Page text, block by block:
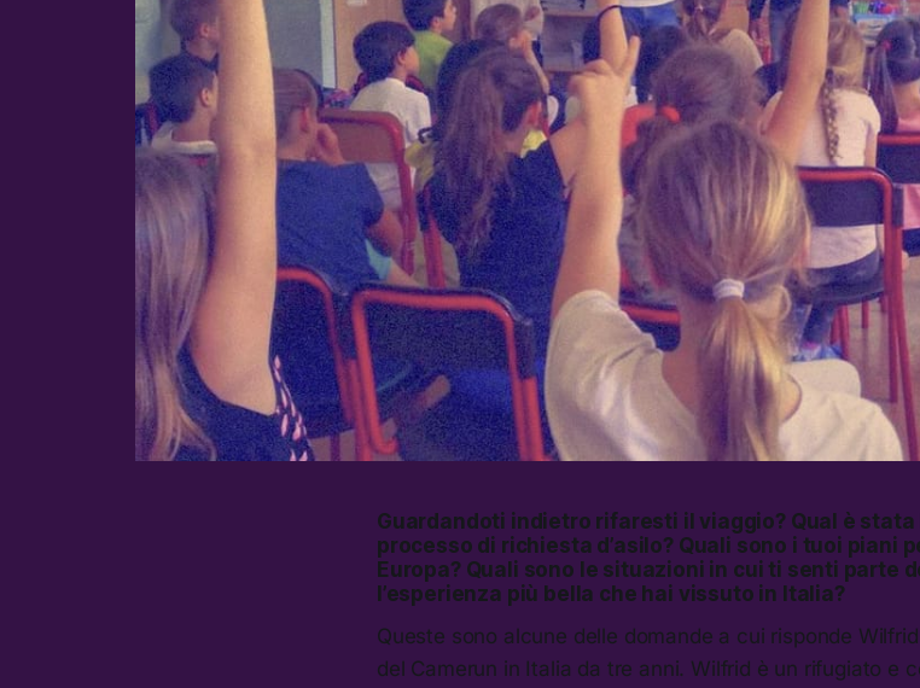
Guardandoti indietro rifaresti il viaggio? Qual è
processo di richiesta d’asilo? Quali sono i tuoi piani
Europa? Quali sono le situazioni in cui ti senti parte
l’esperienza più bella che hai vissuto in Italia?
Queste sono alcune delle domande a cui risponde
del Camerun in Italia da tre anni. Wilfrid è un rifugiato e